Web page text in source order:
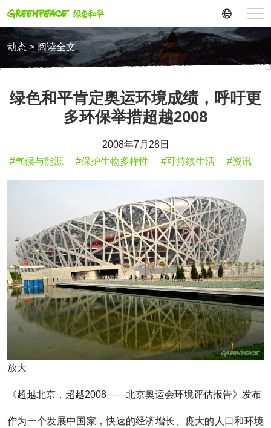
动态 > 阅读全文
绿色和平肯定奥运环境成绩，呼吁更
多环保举措超越2008
2008年7月28日
#气候与能源
#保护生物多样性 #可持续生活 #资讯
放大
《超越北京，超越2008——北京奥运会环境评估报告》发布
作为一个发展中国家，快速的经济增长、庞大的人口和环境